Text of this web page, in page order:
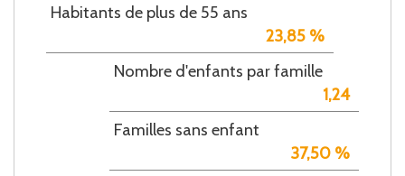
Habitants de plus de 55 ans
23,85 %
Nombre d'enfants par famille
1,24
Familles sans enfant
37,50 %